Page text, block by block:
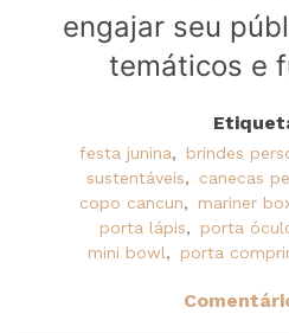
engajar seu
temáticos e
festa junina, brindes
sustentáveis, canecas
copo cancun, mariner
porta lápis, porta
mini bowl, porta